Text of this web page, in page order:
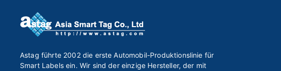
Astag führte 2002 die erste Automobil-Produktionslinie für
Smart Labels ein. Wir sind der einzige Hersteller, der mit